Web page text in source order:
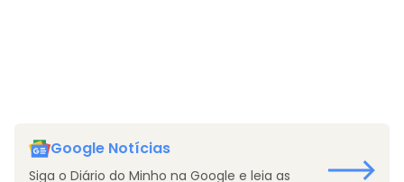
Google Notícias
Siga o Diário do Minho na Google e leia as